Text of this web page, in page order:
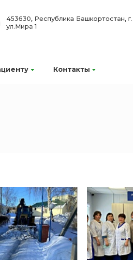
Контакты
453630, Республика Башкортостан,
ул.Мира 1